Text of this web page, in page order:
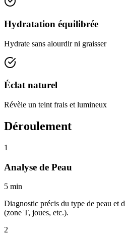
Hydratation équilibrée
Hydrate sans alourdir ni graisser
Éclat naturel
Révèle un teint frais et lumineux
Déroulement
1
Analyse de Peau
5 min
Diagnostic précis du type de peau et
(zone T, joues, etc.).
2